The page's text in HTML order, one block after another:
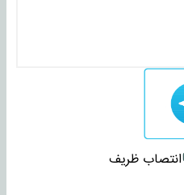
انتصاب ظریف